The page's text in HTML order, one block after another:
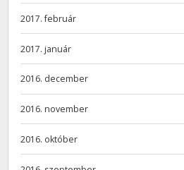
2017. február
2017. január
2016. december
2016. november
2016. október